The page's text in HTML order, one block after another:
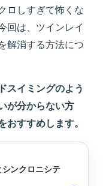
ロしすぎて怖くな
回は、ツインレイ
解消する方法につ
スイミングのよう
が分からない方
すすめします。
ンクロニシテ